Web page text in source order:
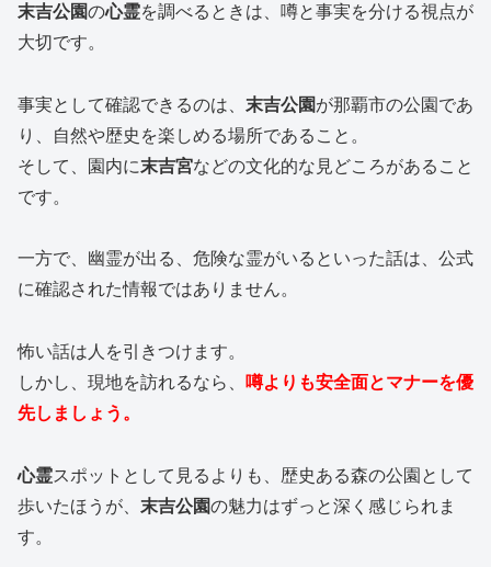
末吉公園の心霊を調べるときは、噂と事実を分ける視点が
大切です。
事実として確認できるのは、 末吉公園が那覇市の公園であ
り、自然や歴史を楽しめる場所であること。
そして、園内に末吉宮などの文化的な見どころがあること
です。
一方で、幽霊が出る、危険な霊がいるといった話は、公式
に確認された情報ではありません。
怖い話は人を引きつけます。
しかし、現地を訪れるなら、
噂よりも安全面とマナーを優
先しましょう。
心霊スポットとして見るよりも、歴史ある森の公園として
歩いたほうが、 末吉公園の魅力はずっと深く感じられま
す。